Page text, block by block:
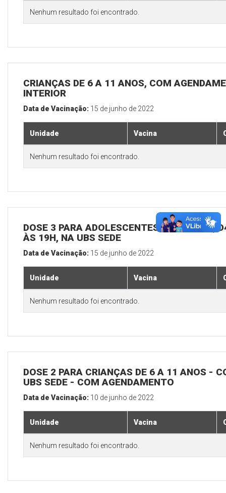
Nenhum resultado foi encontrado.
CRIANÇAS DE 6 A 11 ANOS, COM
INTERIOR
Data de Vacinação: 15 de junho de 2022
Unidade Vacina
Nenhum resultado foi encontrado.
DOSE 3 PARA ADOLESCENTES E ADULTOS,
ÀS 19H, NA UBS SEDE
Data de Vacinação: 15 de junho de 2022
Unidade Vacina
Nenhum resultado foi encontrado.
DOSE 2 PARA CRIANÇAS DE 6 A 11 ANOS -
UBS SEDE - COM AGENDAMENTO
Data de Vacinação: 10 de junho de 2022
Unidade Vacina
Nenhum resultado foi encontrado.